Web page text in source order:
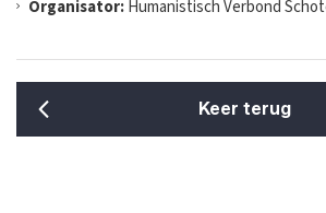
Organisator:Humanistisch Verbond
Keer terug